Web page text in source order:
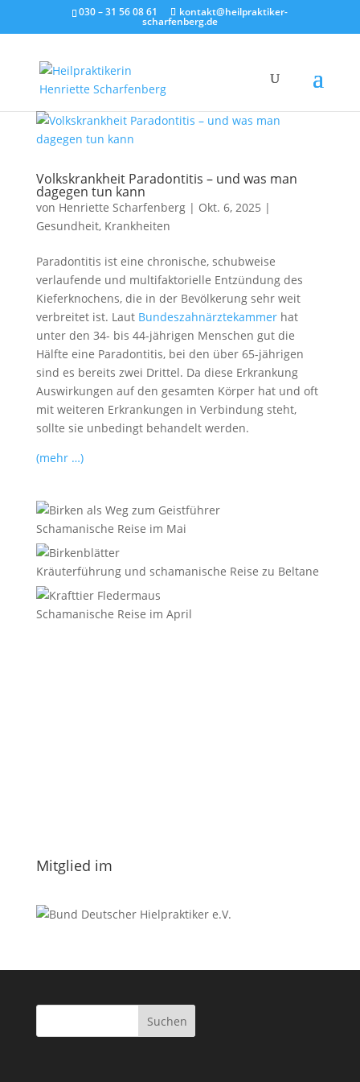
030 – 31 56 08 61 kontakt@heilpraktiker-
scharfenberg.de
Volkskrankheit Paradontitis – und was man
dagegen tun kann
von Henriette Scharfenberg| Okt. 6, 2025 |
Gesundheit, Krankheiten
Paradontitis ist eine chronische, schubweise
verlaufende und multifaktorielle Entzündung des
Kieferknochens, die in der Bevölkerung sehr weit
verbreitet ist. Laut Bundeszahnärztekammerhat
unter den 34- bis 44-jährigen Menschen gut die
Hälfte eine Paradontitis, bei den über 65-jährigen
sind es bereits zwei Drittel. Da diese Erkrankung
Auswirkungen auf den gesamten Körper hat und oft
mit weiteren Erkrankungen in Verbindung steht,
sollte sie unbedingt behandelt werden.
(mehr …)
Schamanische Reise im Mai
Kräuterführung und schamanische Reise zu Beltane
Schamanische Reise im April
Mitglied im